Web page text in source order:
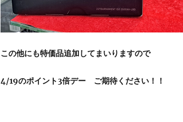
この他にも特価品追加してまいりますので
4/19のポイント3倍デー ご期待ください！！